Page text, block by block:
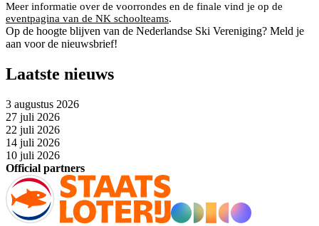
Meer informatie over de voorrondes en de finale vind je op de
eventpagina van de NK schoolteams.
Op de hoogte blijven van de Nederlandse Ski Vereniging? Meld je
aan voor de nieuwsbrief!
Laatste nieuws
3 augustus 2026
27 juli 2026
22 juli 2026
14 juli 2026
10 juli 2026
Official partners